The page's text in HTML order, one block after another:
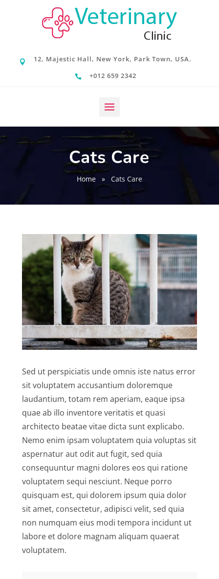
 12, Majestic Hall, New York, Park Town, USA.
 +012 659 2342
Cats Care
Home» Cats Care
Sed ut perspiciatis unde omnis iste natus error
sit voluptatem accusantium doloremque
laudantium, totam rem aperiam, eaque ipsa
quae ab illo inventore veritatis et quasi
architecto beatae vitae dicta sunt explicabo.
Nemo enim ipsam voluptatem quia voluptas sit
aspernatur aut odit aut fugit, sed quia
consequuntur magni dolores eos qui ratione
voluptatem sequi nesciunt. Neque porro
quisquam est, qui dolorem ipsum quia dolor
sit amet, consectetur, adipisci velit, sed quia
non numquam eius modi tempora incidunt ut
labore et dolore magnam aliquam quaerat
voluptatem.